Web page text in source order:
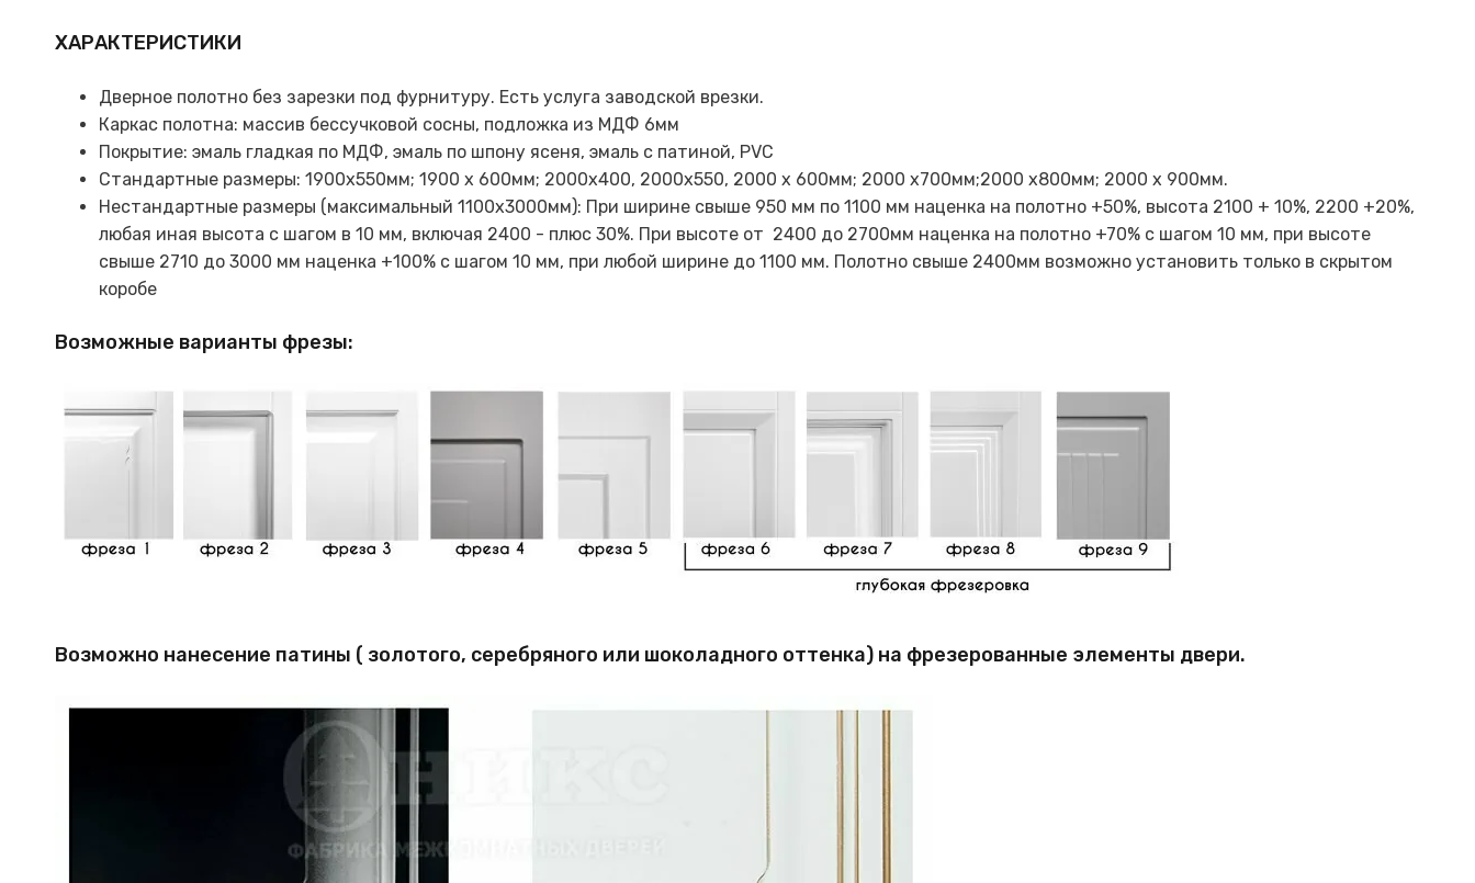
ХАРАКТЕРИСТИКИ
Дверное полотно без зарезки под фурнитуру. Есть услуга заводской врезки.
Каркас полотна: массив бессучковой сосны, подложка из МДФ 6мм
Покрытие: эмаль гладкая по МДФ, эмаль по шпону ясеня, эмаль с патиной, PVC
Стандартные размеры: 1900х550мм; 1900 х 600мм; 2000х400, 2000х550, 2000 х 600мм; 2000 х700мм;2000 х800мм; 2000 х 900мм.
Нестандартные размеры (максимальный 1100х3000мм): При ширине свыше 950 мм по 1100 мм наценка на полотно +50%, высота 2100 + 10%, 2200 +20%,
любая иная высота с шагом в 10 мм, включая 2400 - плюс 30%. При высоте от 2400 до 2700мм наценка на полотно +70% с шагом 10 мм, при высоте
свыше 2710 до 3000 мм наценка +100% с шагом 10 мм, при любой ширине до 1100 мм. Полотно свыше 2400мм возможно установить только в скрытом
коробе
Возможные варианты фрезы:
Возможно нанесение патины ( золотого, серебряного или шоколадного оттенка) на фрезерованные элементы двери.